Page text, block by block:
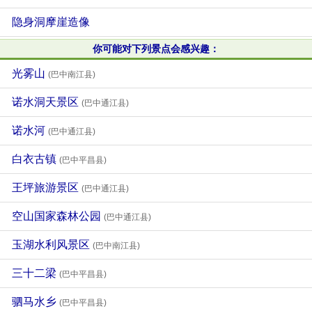
隐身洞摩崖造像
你可能对下列景点会感兴趣：
光雾山 (巴中南江县)
诺水洞天景区 (巴中通江县)
诺水河 (巴中通江县)
白衣古镇 (巴中平昌县)
王坪旅游景区 (巴中通江县)
空山国家森林公园 (巴中通江县)
玉湖水利风景区 (巴中南江县)
三十二梁 (巴中平昌县)
驷马水乡 (巴中平昌县)